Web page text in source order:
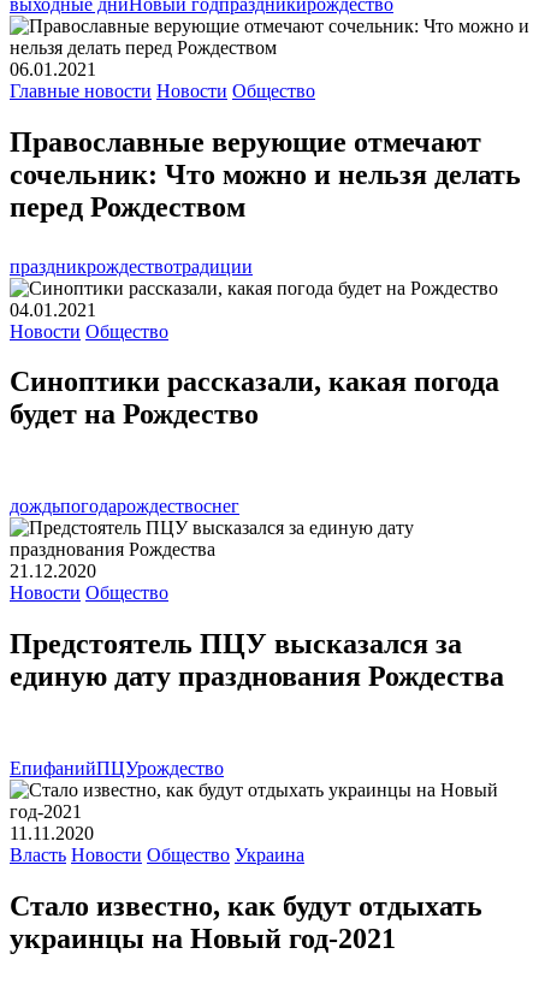
06.01.2021
Главные новости Новости Общество
Православные верующие отмечают
сочельник: Что можно и нельзя делать
перед Рождеством
праздникрождествотрадиции
04.01.2021
Новости Общество
Синоптики рассказали, какая погода
будет на Рождество
дождьпогодарождествоснег
21.12.2020
Новости Общество
Предстоятель ПЦУ высказался за
единую дату празднования Рождества
ЕпифанийПЦУрождество
11.11.2020
Власть Новости Общество Украина
Стало известно, как будут отдыхать
украинцы на Новый год-2021